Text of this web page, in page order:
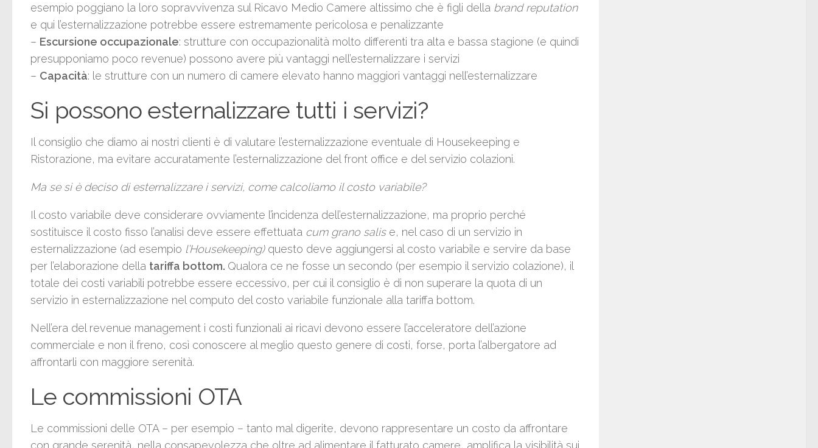
esempio poggiano la loro sopravvivenza sul Ricavo Medio Camere altissimo che è figli della brand reputation
e qui l’esternalizzazione potrebbe essere estremamente pericolosa e penalizzante
– Escursione occupazionale: strutture con occupazionalità molto differenti tra alta e bassa stagione (e quindi
presupponiamo poco revenue) possono avere più vantaggi nell’esternalizzare i servizi
– Capacità: le strutture con un numero di camere elevato hanno maggiori vantaggi nell’esternalizzare
Si possono esternalizzare tutti i servizi?
Il consiglio che diamo ai nostri clienti è di valutare l’esternalizzazione eventuale di Housekeeping e
Ristorazione, ma evitare accuratamente l’esternalizzazione del front office e del servizio colazioni.
Ma se si è deciso di esternalizzare i servizi, come calcoliamo il costo variabile?
Il costo variabile deve considerare ovviamente l’incidenza dell’esternalizzazione, ma proprio perché
sostituisce il costo fisso l’analisi deve essere effettuata cum grano salise, nel caso di un servizio in
esternalizzazione (ad esempio l’Housekeeping) questo deve aggiungersi al costo variabile e servire da base
per l’elaborazione della tariffa bottom. Qualora ce ne fosse un secondo (per esempio il servizio colazione), il
totale dei costi variabili potrebbe essere eccessivo, per cui il consiglio è di non superare la quota di un
servizio in esternalizzazione nel computo del costo variabile funzionale alla tariffa bottom.
Nell’era del revenue management i costi funzionali ai ricavi devono essere l’acceleratore dell’azione
commerciale e non il freno, così conoscere al meglio questo genere di costi, forse, porta l’albergatore ad
affrontarli con maggiore serenità.
Le commissioni OTA
Le commissioni delle OTA – per esempio – tanto mal digerite, devono rappresentare un costo da affrontare
con grande serenità, nella consapevolezza che oltre ad alimentare il fatturato camere, amplifica la visibilità sui